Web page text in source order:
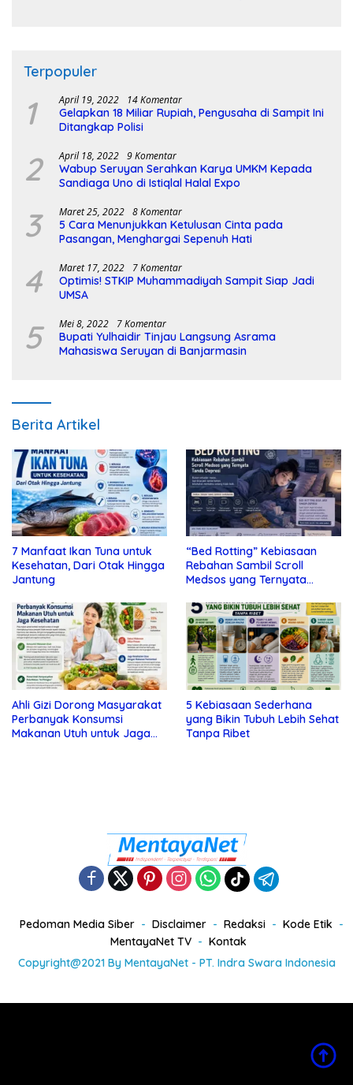
Terpopuler
1 April 19, 2022 14 Komentar
Gelapkan 18 Miliar Rupiah, Pengusaha di Sampit Ini
Ditangkap Polisi
2 April 18, 2022 9 Komentar
Wabup Seruyan Serahkan Karya UMKM Kepada
Sandiaga Uno di Istiqlal Halal Expo
3 Maret 25, 2022 8 Komentar
5 Cara Menunjukkan Ketulusan Cinta pada
Pasangan, Menghargai Sepenuh Hati
4 Maret 17, 2022 7 Komentar
Optimis! STKIP Muhammadiyah Sampit Siap Jadi
UMSA
5 Mei 8, 2022 7 Komentar
Bupati Yulhaidir Tinjau Langsung Asrama
Mahasiswa Seruyan di Banjarmasin
Berita Artikel
7 Manfaat Ikan Tuna untuk
Kesehatan, Dari Otak Hingga
Jantung
“Bed Rotting” Kebiasaan
Rebahan Sambil Scroll
Medsos yang Ternyata
Ahli Gizi Dorong Masyarakat
Perbanyak Konsumsi
Makanan Utuh untuk Jaga
5 Kebiasaan Sederhana
yang Bikin Tubuh Lebih Sehat
Tanpa Ribet
Pedoman Media Siber Disclaimer Redaksi
Kode Etik
MentayaNet TV
Kontak
Copyright@2021 By MentayaNet - PT. Indra Swara Indonesia